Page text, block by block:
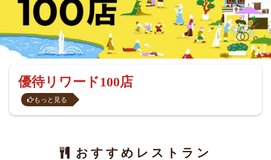
優待リワード100店
もっと見る
おすすめレストラン